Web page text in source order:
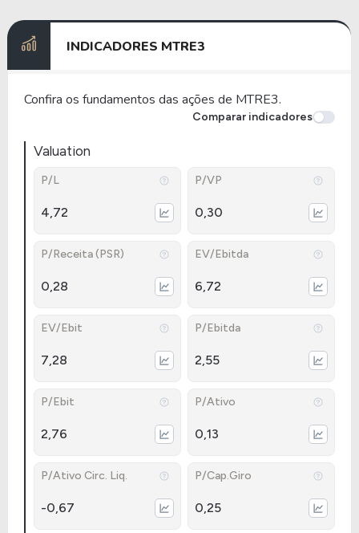
INDICADORES MTRE3
Confira os fundamentos das ações de MTRE3.
Comparar indicadores
Valuation
P/L
4,72
P/VP
0,30
P/Receita (PSR)
0,28
EV/Ebitda
6,72
EV/Ebit
7,28
P/Ebitda
2,55
P/Ebit
2,76
P/Ativo
0,13
P/Ativo Circ. Liq.
-0,67
P/Cap.Giro
0,25